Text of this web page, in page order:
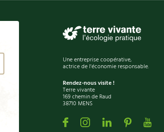
Une entreprise coopérative,
actrice de l'économie responsable.
Rendez-nous visite !
Terre vivante
169 chemin de Raud
38710 MENS
FacebookInstagramLinkedin
Pinterest